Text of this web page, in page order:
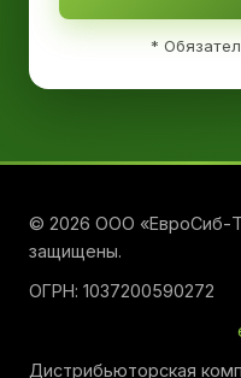
*
© 2026 ООО «ЕвроСиб-
защищены.
ОГРН: 1037200590272
Дистрибьюторская